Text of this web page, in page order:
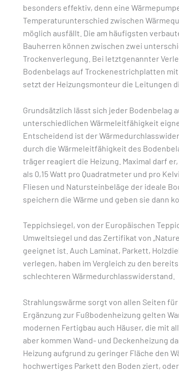
besonders effektiv, denn eine
Temperaturunterschied zwischen
möglich ausfällt. Die am häufigsten
Bauherren können zwischen zwei
Trockenverlegung. Bei letztgenannter
Bodenbelags auf Trockenestrichplatten
setzt der Heizungsmonteur die Leitungen
Grundsätzlich lässt sich jeder Bodenbelag
unterschiedlichen Wärmeleitfähigkeit
Entscheidend ist der
durch die Wärmeleitfähigkeit des
träger reagiert die Heizung. Maximal darf
als 0,15 Watt pro Quadratmeter und pro
Fliesen und Natursteinbeläge der ideale
speichern die Wärme und geben sie dann
Teppichsiegel, von der Europäischen
Umweltsiegel und das Zertifikat von
geeignet ist. Auch Laminat, Parkett,
verlegen, haben im Vergleich zu den
schlechteren Wärmedurchlasswiderstand.
Strahlungswärme sorgt von allen Seiten
Ergänzung zur Fußbodenheizung gelten
modernen Fertigbau auch Häuser, die mit
aber kommen Wand- und Deckenheizung
Heizung aufgrund zu geringer Fläche den
hochwertiges Parkett den Boden ziert,